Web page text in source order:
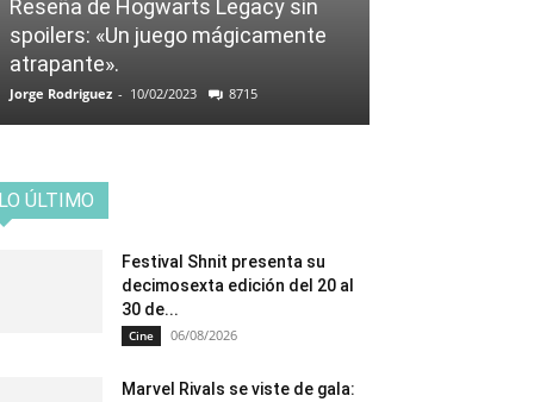
Reseña de Hogwarts Legacy sin
spoilers: «Un juego mágicamente
atrapante».
Jorge Rodriguez - 10/02/2023 8715
LO ÚLTIMO
Festival Shnit presenta su
decimosexta edición del 20 al
30 de...
Cine 06/08/2026
Marvel Rivals se viste de gala: